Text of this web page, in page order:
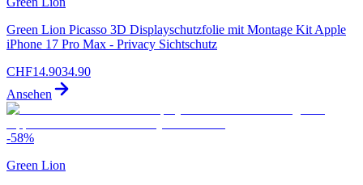
Green Lion Picasso 3D Displayschutzfolie mit Montage Kit Apple
iPhone 17 Pro Max - Privacy Sichtschutz
CHF14.9034.90
Ansehen
-58%
Green Lion